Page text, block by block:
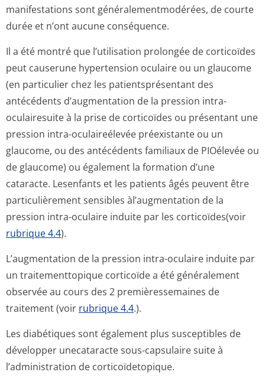
manifestations sont généralementmo­dérées, de courte
durée et n’ont aucune conséquence.
Il a été montré que l’utilisation prolongée de corticoïdes
peut causerune hypertension oculaire ou un glaucome
(en particulier chez les patientsprésentant des
antécédents d’augmentation de la pression intra-
oculairesuite à la prise de corticoïdes ou présentant une
pression intra-oculaireélevée préexistante ou un
glaucome, ou des antécédents familiaux de PIOélevée ou
de glaucome) ou également la formation d’une
cataracte. Lesenfants et les patients âgés peuvent être
particulièrement sensibles àl’augmentation de la
pression intra-oculaire induite par les corticoïdes(voir
rubrique 4.4).
L’augmentation de la pression intra-oculaire induite par
un traitementtopique corticoïde a été généralement
observée au cours des 2 premièressemaines de
traitement (voir rubrique 4.4.).
Les diabétiques sont également plus susceptibles de
développer unecataracte sous-capsulaire suite à
l’administration de corticoïdetopique.